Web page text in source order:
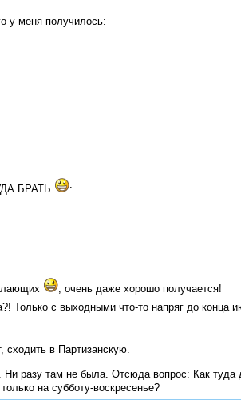
у меня получилось:
БРАТЬ
:
, очень даже хорошо получается!
Только с выходными что-то напряг до конца
сходить в Партизанскую.
Ни разу там не была. Отсюда вопрос: Как
на субботу-воскресенье?